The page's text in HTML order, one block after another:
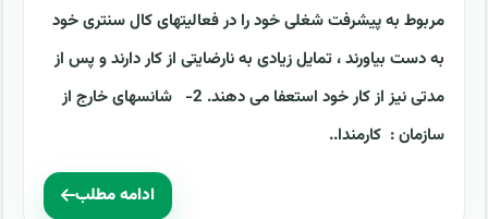
مربوط به پیشرفت شغلی خود را در فعالیتهای کال سنتری خود
به دست بیاورند ، تمایل ‏زیادی به نارضایتی از کار دارند و پس از
مدتی نیز از کار خود استعفا می دهند. ‏‏2-‏ ‏ شانسهای خارج از
سازمان : کارمندا..
ادامه مطلب